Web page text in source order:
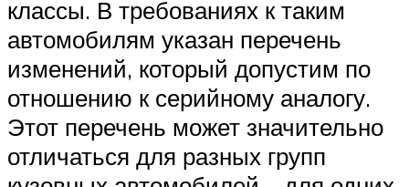
классы. В требованиях к таким
автомобилям указан перечень
изменений, который допустим по
отношению к серийному аналогу.
Этот перечень может значительно
отличаться для разных групп